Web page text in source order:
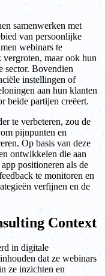
samenwerken met
van persoonlijke
webinars te
maar ook hun
sector. Bovendien
instellingen of
aan hun klanten
beide partijen creëert.
te verbeteren, zou de
pijnpunten en
Op basis van deze
ontwikkelen die aan
positioneren als de
te monitoren en
verfijnen en de
Context
in digitale
dat ze webinars
ze inzichten en